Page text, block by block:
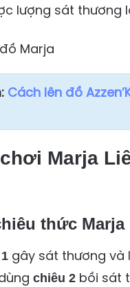
lượng sát thương
Cách lên đồ
Marja
thức Marja
gây sát thương và
chiêu 2 bồi sát